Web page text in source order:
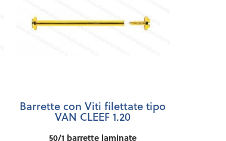
Barrette con Viti filettate tipo
VAN CLEEF 1.20
50/1 barrette laminate